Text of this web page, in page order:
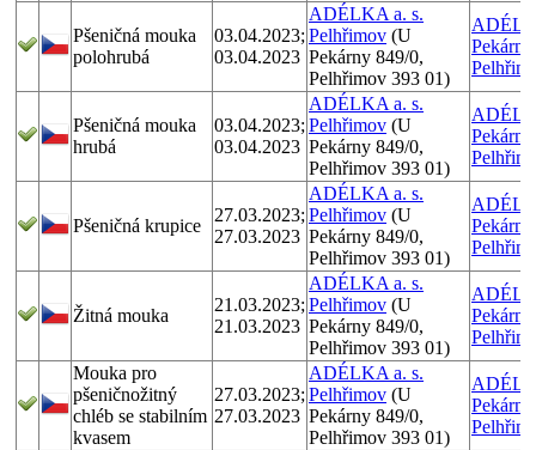
Pšeničná mouka
polohrubá
03.04.2023;
03.04.2023
ADÉLKA a. s.
Pelhřimov (U
Pekárny 849/0,
Pelhřimov 393 01)
Pšeničná mouka
hrubá
03.04.2023;
03.04.2023
ADÉLKA a. s.
Pelhřimov (U
Pekárny 849/0,
Pelhřimov 393 01)
Pšeničná krupice
27.03.2023;
27.03.2023
ADÉLKA a. s.
Pelhřimov (U
Pekárny 849/0,
Pelhřimov 393 01)
Žitná mouka
21.03.2023;
21.03.2023
ADÉLKA a. s.
Pelhřimov (U
Pekárny 849/0,
Pelhřimov 393 01)
Mouka pro
pšeničnožitný
chléb se stabilním
kvasem
27.03.2023;
27.03.2023
ADÉLKA a. s.
Pelhřimov (U
Pekárny 849/0,
Pelhřimov 393 01)